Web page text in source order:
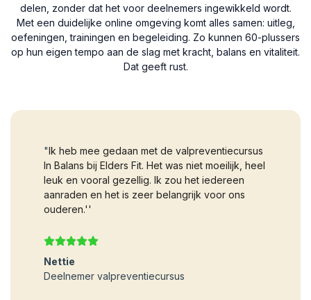
delen, zonder dat het voor deelnemers ingewikkeld wordt.
Met een duidelijke online omgeving komt alles samen: uitleg,
oefeningen, trainingen en begeleiding. Zo kunnen 60-plussers
op hun eigen tempo aan de slag met kracht, balans en vitaliteit.
Dat geeft rust.
"Ik heb mee gedaan met de valpreventiecursus
In Balans bij Elders Fit. Het was niet moeilijk, heel
leuk en vooral gezellig. Ik zou het iedereen
aanraden en het is zeer belangrijk voor ons
ouderen.''
Nettie
Deelnemer valpreventiecursus